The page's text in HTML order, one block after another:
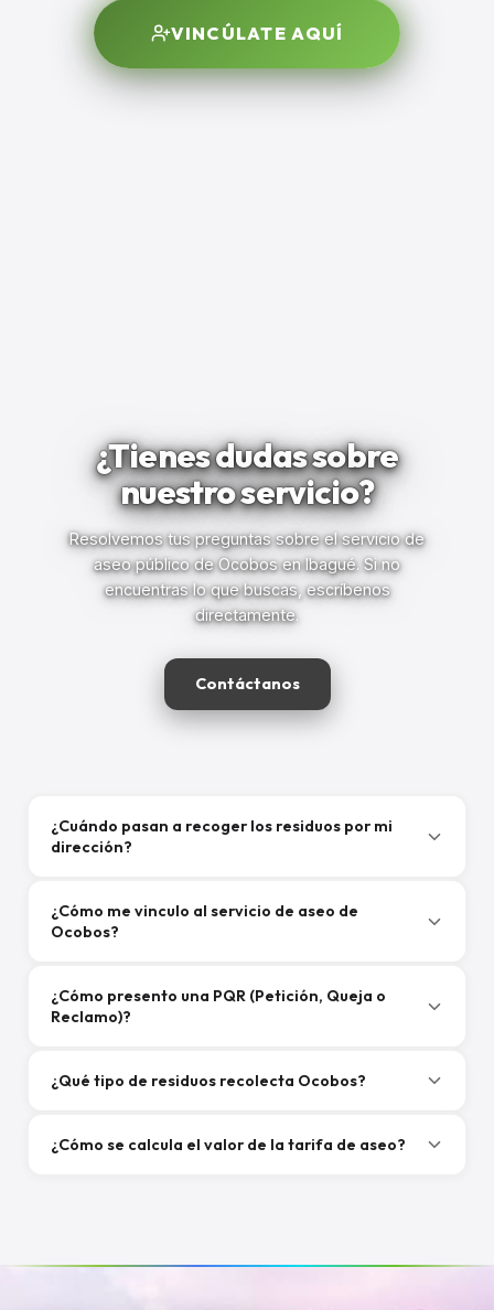
VINCÚLATE AQUÍ
¿Tienes dudas sobre
nuestro servicio?
Resolvemos tus preguntas sobre el servicio de
aseo público de Ocobos en Ibagué. Si no
encuentras lo que buscas, escríbenos
directamente.
Contáctanos
¿Cuándo pasan a recoger los residuos por mi
dirección?
¿Cómo me vinculo al servicio de aseo de
Ocobos?
¿Cómo presento una PQR (Petición, Queja o
Reclamo)?
¿Qué tipo de residuos recolecta Ocobos?
¿Cómo se calcula el valor de la tarifa de aseo?